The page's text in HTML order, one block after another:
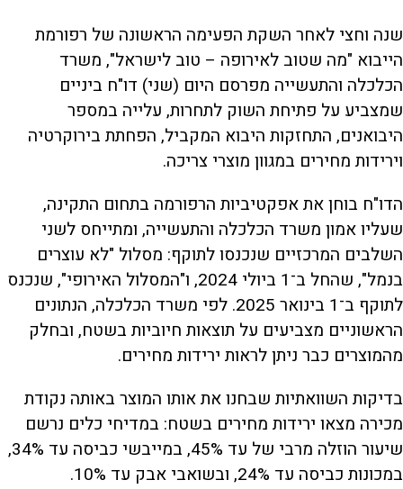
שנה וחצי לאחר השקת הפעימה הראשונה של רפורמת
הייבוא "מה שטוב לאירופה – טוב לישראל", משרד
הכלכלה והתעשייה מפרסם היום (שני) דו"ח ביניים
שמצביע על פתיחת השוק לתחרות, עלייה במספר
היבואנים, התחזקות היבוא המקביל, הפחתת בירוקרטיה
וירידות מחירים במגוון מוצרי צריכה.
הדו"ח בוחן את אפקטיביות הרפורמה בתחום התקינה,
שעליו אמון משרד הכלכלה והתעשייה, ומתייחס לשני
השלבים המרכזיים שנכנסו לתוקף: מסלול "לא עוצרים
בנמל", שהחל ב־1 ביולי 2024, ו"המסלול האירופי", שנכנס
לתוקף ב־1 בינואר 2025. לפי משרד הכלכלה, הנתונים
הראשוניים מצביעים על תוצאות חיוביות בשטח, ובחלק
מהמוצרים כבר ניתן לראות ירידות מחירים.
בדיקות השוואתיות שבחנו את אותו המוצר באותה נקודת
מכירה מצאו ירידות מחירים בשטח: במדיחי כלים נרשם
שיעור הוזלה מרבי של עד 45%, במייבשי כביסה עד 34%,
במכונות כביסה עד 24%, ובשואבי אבק עד 10%.